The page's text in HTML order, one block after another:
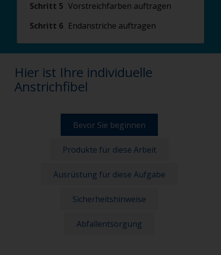
Schritt 5 Vorstreichfarben auftragen
Schritt 6 Endanstriche auftragen
Hier ist Ihre individuelle
Anstrichfibel
Bevor Sie beginnen
Produkte für diese Arbeit
Ausrüstung für diese Aufgabe
Sicherheitshinweise
Abfallentsorgung